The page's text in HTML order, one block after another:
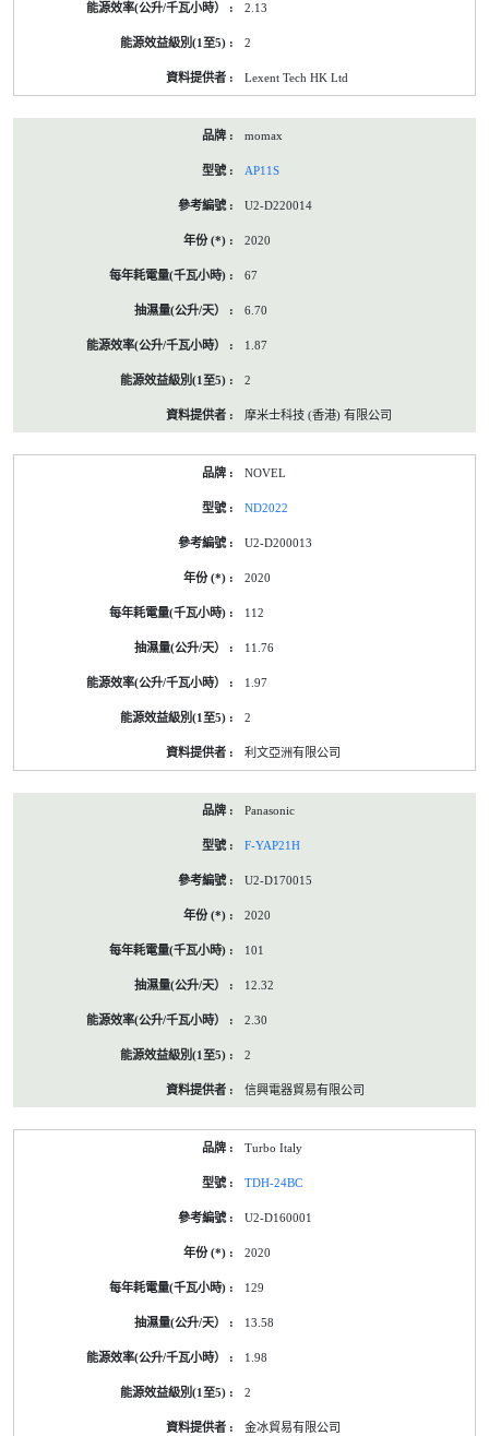
2.13
2
Lexent Tech HK Ltd
momax
AP11S
U2-D220014
2020
67
6.70
1.87
2
摩米士科技 (香港) 有限公司
NOVEL
ND2022
U2-D200013
2020
112
11.76
1.97
2
利文亞洲有限公司
Panasonic
F-YAP21H
U2-D170015
2020
101
12.32
2.30
2
信興電器貿易有限公司
Turbo Italy
TDH-24BC
U2-D160001
2020
129
13.58
1.98
2
金冰貿易有限公司